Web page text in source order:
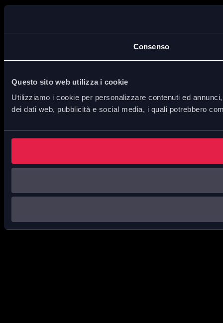
Consenso
Questo sito web utilizza i cookie
Utilizziamo i cookie per personalizzare contenuti ed
dei dati web, pubblicità e social media, i quali potrebbero